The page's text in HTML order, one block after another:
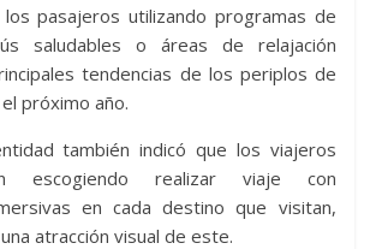
pasajeros utilizando programas de
saludables o áreas de relajación
tendencias de los periplos de
próximo año.
también indicó que los viajeros
escogiendo realizar viaje con
en cada destino que visitan,
atracción visual de este.